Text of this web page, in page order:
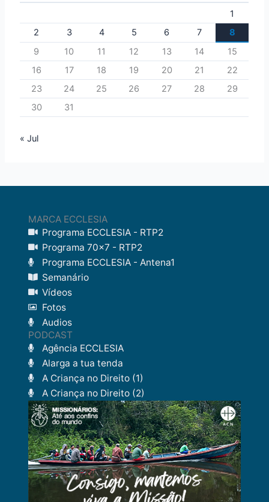
1
2
3 4 5 6 7
8
9
10 11 12 13 14
15
16
17 18 19 20 21
22
23
24 25 26 27 28
29
30
31
« Jul
MARCA ECCLESIA
Programa ECCLESIA - RTP2
Programa 70x7 - RTP2
Programa ECCLESIA - Antena1
Semanário
Vídeos
Fotos
Audios
PODCAST
Agência ECCLESIA
Alarga a tua tenda
A Criança no Direito (1)
A Criança no Direito (2)